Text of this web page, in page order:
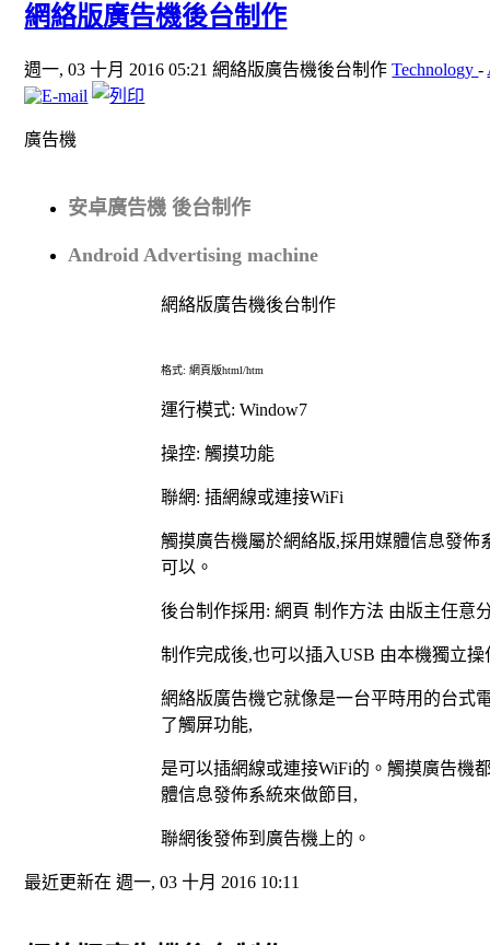
網絡版廣告機後台制作
週一, 03 十月 2016 05:21網絡版廣告機後台制作Technology-
廣告機
安卓廣告機 後台制作
Android Advertising machine
網絡版廣告機後台制作
格式:網頁版html/htm
運行模式: Window7
操控:觸摸功能
聯網:插網線或連接WiFi
觸摸廣告機屬於網絡版,採用媒體信息發佈
可以 。
後台制作採用:網頁 制作方法 由版主任意
制作完成後,也可以插入USB 由本機獨立
網絡版廣告機它就像是一台平時用的台式
了觸屏功能,
是可以插網線或連接WiFi的 。觸摸廣告機
體信息發佈系統來做節目,
聯網後發佈到廣告機上的 。
最近更新在 週一, 03 十月 2016 10:11